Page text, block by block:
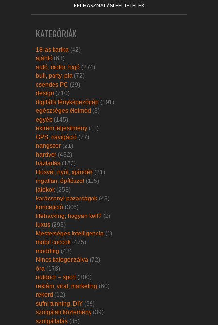
FELHASZNÁLÁSI FELTÉTELEK
KATEGÓRIÁK
18-as karika (42)
ajánló (63)
autó, motor, hajó (274)
buli, party, pia (72)
csendes PC (29)
design (710)
digitális fényképezőgép (191)
egészséges életmód (3)
egyéb (145)
extrém teljesítmény (11)
GPS, navigáció (77)
hangszer (21)
hardver (432)
háztartás (183)
Húsvét, nyúl, ajándék (21)
ingatlan, építészet(115)
játékok (253)
karácsonyi pazarságok (43)
koncepció (306)
lifehacking, hogyan kell? (2)
luxus (293)
Mesterséges intelligencia (1)
mobil cuccok (475)
modding (43)
Nincs kategorizálva (72)
óra (178)
outdoor – sport(300)
reklám, viral, marketing (60)
rekord (12)
sufni tunning, DIY (99)
szolgálati közlemény (39)
szolgáltatás (85)